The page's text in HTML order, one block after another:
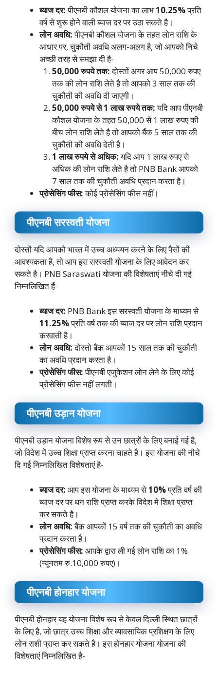
ब्याज दर:पीएनबी कौशल योजना का लाभ10.25%प्रति
वर्ष से शुरू होने वाली ब्याज दर पर उठा सकते है।
लोन अवधि:पीएनबी कौशल योजना के तहत लोन राशि के
आधार पर, चुकौती अवधि अलग-अलग है, जो आपको निचे
अच्छी तरह से समझा दी है-
50,000 रुपये तक:दोस्तों अगर आप 50,000 रुपए
तक की लोन राशि लेते है तो आपको 3 साल तक की
चुकौती की अवधि दी जाएगी।
50,000 रुपये से 1 लाख रुपये तक:यदि आप पीएनबी
कौशल योजना के तहत 50,000 से 1 लाख रुपए की
बीच लोन राशि लेते है तो आपको बैंक 5 साल तक की
चुकौती की अवधि देती है।
1 लाख रुपये से अधिक:यदि आप 1 लाख रुपए से
अधिक की लोन राशि लेते है तो PNB Bank आपको
7 साल तक की चुकौती अवधि प्रदान करता है।
प्रोसेसिंग फीस:कोई प्रोसेसिंग फीस नहीं।
पीएनबी सरस्वती योजना
दोस्तों यदि आपको भारत में उच्च अध्ययन करने के लिए पैसों की
आवश्यकता है, तो आप इस सरस्वती योजना के लिए आवेदन कर
सकते है। PNB Saraswati योजना की विशेषताएं नीचे दी गई
निम्नलिखित हैं-
ब्याज दर: PNB Bank इस सरस्वती योजना के माध्यम से
11.25%प्रति वर्ष तक की ब्याज दर पर लोन राशि प्रदान
करवाती है।
लोन अवधि:दोस्तो बैंक आपकों 15 साल तक की चुकौती
का अवधि प्रदान करता है।
प्रोसेसिंग फीस:पीएनबी एजुकेशन लोन लेने के लिए कोई
प्रोसेसिंग फीस नहीं लगती।
पीएनबी उड़ान योजना
पीएनबी उड़ान योजना विशेष रूप से उन छात्रों के लिए बनाई गई है,
जो विदेश में उच्च शिक्षा प्राप्त करना चाहते है। इस योजना की नीचे
दि गई निम्नलिखित विशेषताएं है-
ब्याज दर: आप इस योजना के माध्यम से10%प्रति वर्ष की
ब्याज दर पर धन राशि प्राप्त करके विदेश मे शिक्षा प्राप्त
कर सकते है।
लोन अवधि:बैंक आपकों 15 वर्ष तक की चुकौती का अवधि
प्रदान करता है।
प्रोसेसिंग फीस: आपके द्वारा ली गई लोन राशि का 1%
(न्यूनतम रु.10,000 रुपए)।
पीएनबी होनहार योजना
पीएनबी होनहार यह योजना विशेष रूप से केवल दिल्ली स्थित छात्रों
के लिए है, जो छात्र उच्च शिक्षा और व्यावसायिक प्रशिक्षण के लिए
लोन राशी प्राप्त कर सकते है। इस होनहार योजना योजना की
विशेषताएं निम्नलिखित है-